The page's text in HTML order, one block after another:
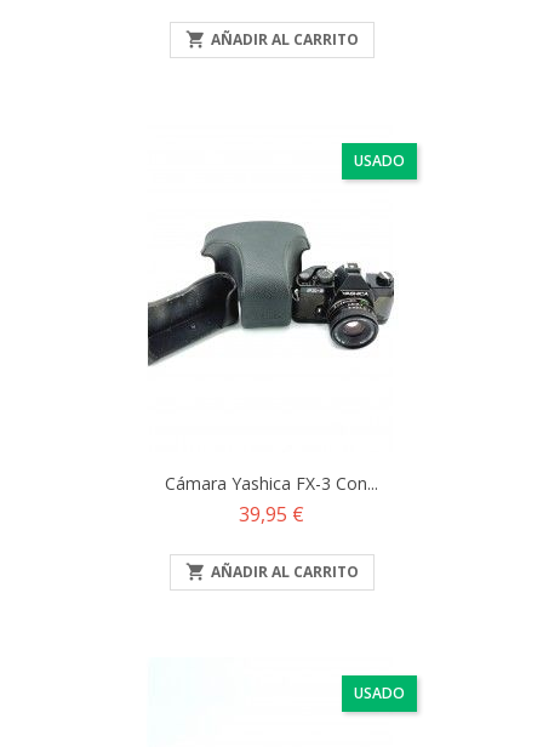
 AÑADIR AL CARRITO
USADO
Cámara Yashica FX-3 Con...
Precio
39,95 €
 AÑADIR AL CARRITO
USADO